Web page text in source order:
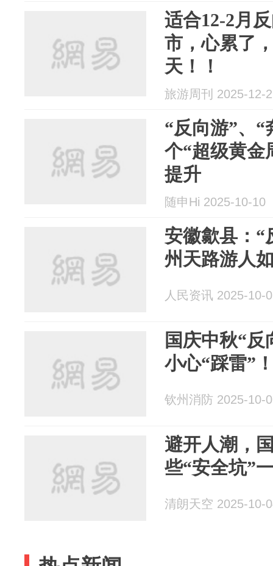
适合12-2月
市，心累了
天！！
旅游周刊 2025-12-
“反向游”、“
个“超级黄金
提升
随申Hi 2025-10-10
安徽歙县：“
州天路游人
人民资讯 2025-10-
国庆中秋“
小心“踩雷”
钦州消防 2025-10-
避开人潮，
些“安全坑”
清朗天空 2025-10-